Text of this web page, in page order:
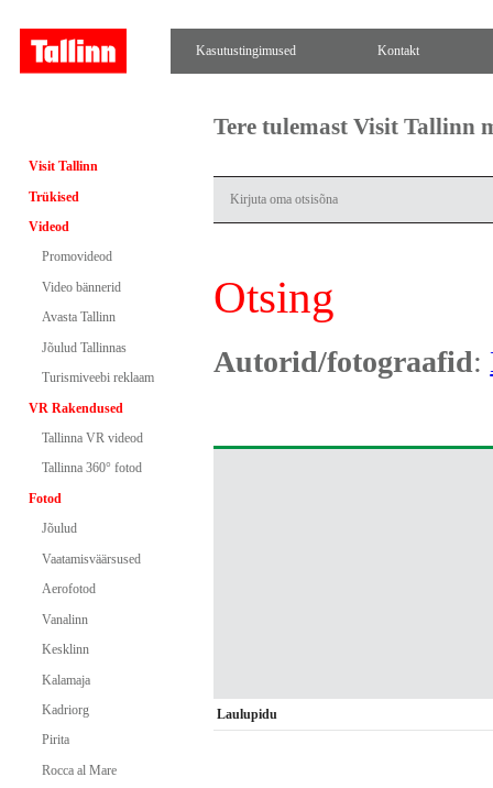
Kasutustingimused Kontakt
Visit Tallinn
Trükised
Videod
Promovideod
Video bännerid
Avasta Tallinn
Jõulud Tallinnas
Turismiveebi reklaam
VR Rakendused
Tallinna VR videod
Tallinna 360° fotod
Fotod
Jõulud
Vaatamisväärsused
Aerofotod
Vanalinn
Kesklinn
Kalamaja
Kadriorg
Pirita
Rocca al Mare
Tere tulemast Visit Tallinn
Otsing
Autorid/fotograafid:
Laulupidu